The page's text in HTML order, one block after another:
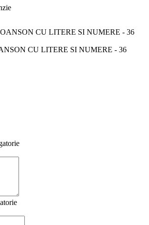
CU LITERE SI NUMERE - 36